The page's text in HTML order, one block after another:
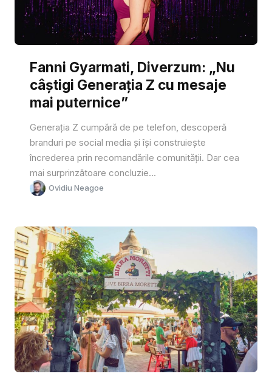
Fanni Gyarmati, Diverzum: „Nu
câștigi Generația Z cu mesaje
mai puternice”
Generația Z cumpără de pe telefon, descoperă
branduri pe social media și își construiește
încrederea prin recomandările comunității. Dar cea
mai surprinzătoare concluzie...
Ovidiu Neagoe